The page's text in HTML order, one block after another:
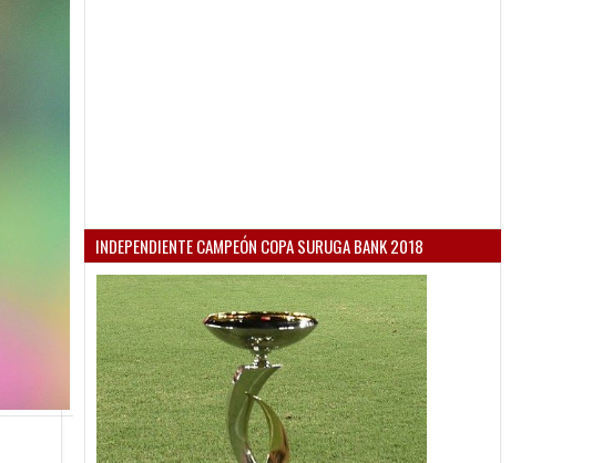
INDEPENDIENTE CAMPEÓN COPA SURUGA BANK 2018